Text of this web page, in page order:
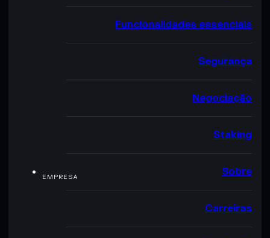
Funcionalidades essenciais
Segurança
Negociação
Staking
EMPRESA Sobre
Carreiras